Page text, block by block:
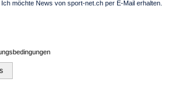
Ich möchte News von sport-net.ch per E-Mail erhalten.